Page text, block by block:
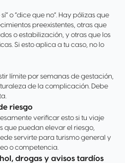
o “dice que no”. Hay pólizas que
preexistentes, otras que
o estabilización, y otras que los
Si esto aplica a tu caso, no lo
límite por semanas de gestación,
de la complicación. Debe
riesgo
verificar esto si tu viaje
que puedan elevar el riesgo,
servirte para turismo general y
o competencia.
drogas y avisos tardíos